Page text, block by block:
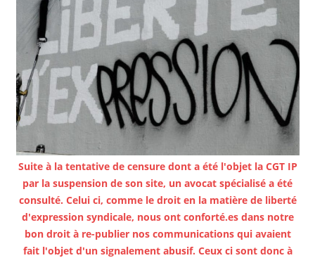
Suite à la tentative de censure dont a été l'objet la CGT IP
par la suspension de son site, un avocat spécialisé a été
consulté. Celui ci, comme le droit en la matière de liberté
d'expression syndicale, nous ont conforté.es dans notre
bon droit à re-publier nos communications qui avaient
fait l'objet d'un signalement abusif. Ceux ci sont donc à